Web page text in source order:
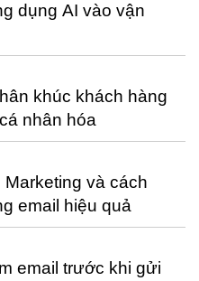
dụng AI vào vận
khúc khách hàng
nhân hóa
và cách
email hiệu quả
email trước khi gửi